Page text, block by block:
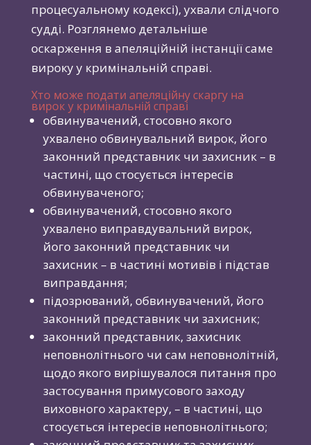
процесуальному кодексі), ухвали слідчого
судді. Розглянемо детальніше
оскарження в апеляційній інстанції саме
вироку у кримінальній справі.
Хто може подати апеляційну скаргу на
вирок у кримінальній справі
обвинувачений, стосовно якого
ухвалено обвинувальний вирок, його
законний представник чи захисник – в
частині, що стосується інтересів
обвинуваченого;
обвинувачений, стосовно якого
ухвалено виправдувальний вирок,
його законний представник чи
захисник – в частині мотивів і підстав
виправдання;
підозрюваний, обвинувачений, його
законний представник чи захисник;
законний представник, захисник
неповнолітнього чи сам неповнолітній,
щодо якого вирішувалося питання про
застосування примусового заходу
виховного характеру, – в частині, що
стосується інтересів неповнолітнього;